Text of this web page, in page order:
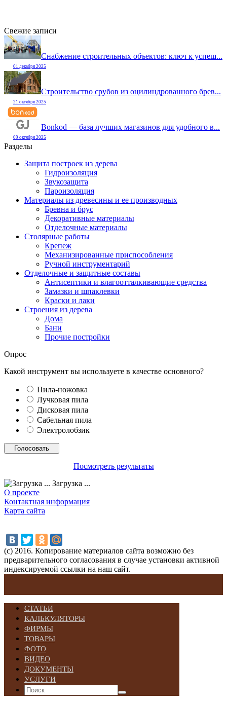
Свежие записи
Снабжение строительных объектов: ключ к успеш...
01 декабря 2025
Строительство срубов из оцилиндрованного брев...
21 октября 2025
Bonkod — база лучших магазинов для удобного в...
09 октября 2025
Разделы
Защита построек из дерева
Гидроизоляция
Звукозащита
Пароизоляция
Материалы из древесины и ее производных
Бревна и брус
Декоративные материалы
Отделочные материалы
Столярные работы
Крепеж
Механизированные приспособления
Ручной инструментарий
Отделочные и защитные составы
Антисептики и влагоотталкивающие средства
Замазки и шпаклевки
Краски и лаки
Строения из дерева
Дома
Бани
Прочие постройки
Опрос
Какой инструмент вы используете в качестве основного?
Пила-ножовка
Лучковая пила
Дисковая пила
Сабельная пила
Электролобзик
Посмотреть результаты
Загрузка ...
О проекте
Контактная информация
Карта сайта
(с) 2016. Копирование материалов сайта возможно без
предварительного согласования в случае установки активной
индексируемой ссылки на наш сайт.
СТАТЬИ
КАЛЬКУЛЯТОРЫ
ФИРМЫ
ТОВАРЫ
ФОТО
ВИДЕО
ДОКУМЕНТЫ
УСЛУГИ